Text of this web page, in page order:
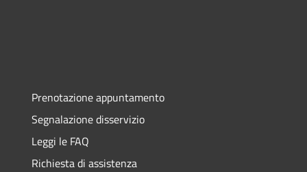
Prenotazione appuntamento
Segnalazione disservizio
Leggi le FAQ
Richiesta di assistenza